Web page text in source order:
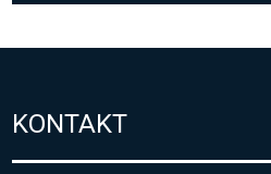
KONTAKT